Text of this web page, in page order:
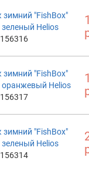
"FishBox"
зеленый Helios
"FishBox"
оранжевый Helios
"FishBox"
зеленый Helios